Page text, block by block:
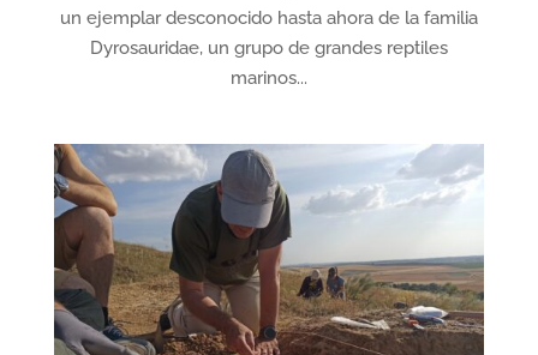
un ejemplar desconocido hasta ahora de la familia
Dyrosauridae, un grupo de grandes reptiles
marinos...